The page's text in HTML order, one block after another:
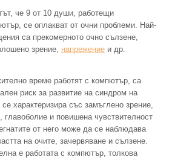
че 9 от 10 души, работещи
се оплакват от очни проблеми. Най-
са прекомерното очно сълзене,
зрение, напрежение и др.
време работят с компютър, са
риск за развитие на синдром на
характеризира със замъглено зрение,
главоболие и повишена чувствителност
от него може да се наблюдава
на очите, зачервяване и сълзене.
е работата с компютър, толкова